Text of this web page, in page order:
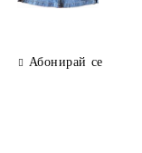
Абонирай се